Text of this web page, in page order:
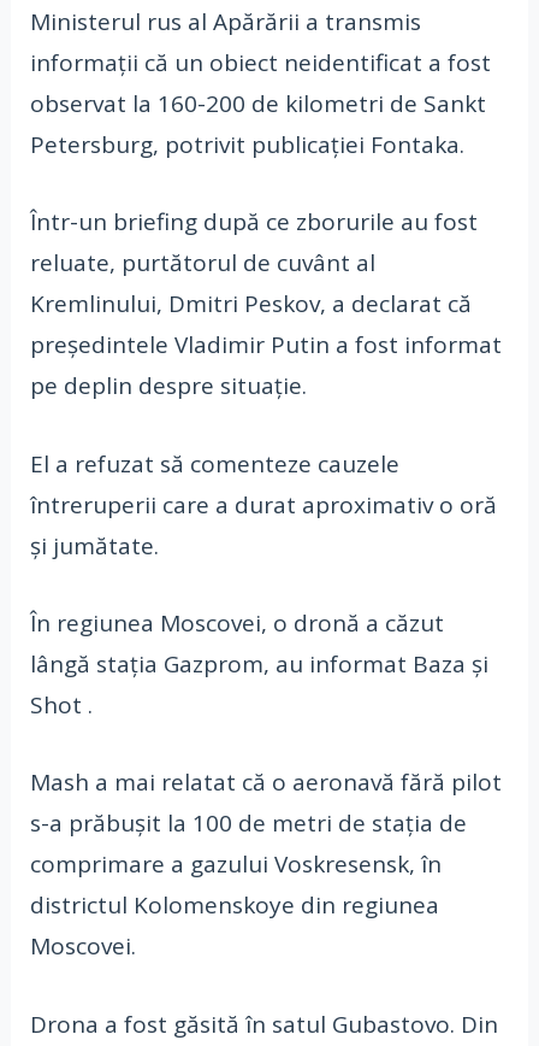
Ministerul rus al Apărării a transmis
informații că un obiect neidentificat a fost
observat la 160-200 de kilometri de Sankt
Petersburg, potrivit publicației Fontaka.
Într-un briefing după ce zborurile au fost
reluate, purtătorul de cuvânt al
Kremlinului, Dmitri Peskov, a declarat că
președintele Vladimir Putin a fost informat
pe deplin despre situație.
El a refuzat să comenteze cauzele
întreruperii care a durat aproximativ o oră
și jumătate.
În regiunea Moscovei, o dronă a căzut
lângă stația Gazprom, au informat Baza și
Shot .
Mash a mai relatat că o aeronavă fără pilot
s-a prăbușit la 100 de metri de stația de
comprimare a gazului Voskresensk, în
districtul Kolomenskoye din regiunea
Moscovei.
Drona a fost găsită în satul Gubastovo. Din